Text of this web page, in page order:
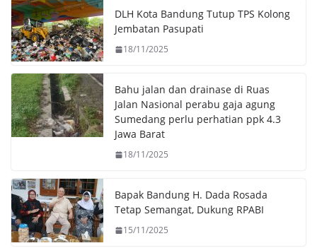
o
k
r
p
p
n
k
DLH Kota Bandung Tutup TPS Kolong
Jembatan Pasupati
18/11/2025
Bahu jalan dan drainase di Ruas
Jalan Nasional perabu gaja agung
Sumedang perlu perhatian ppk 4.3
Jawa Barat
18/11/2025
Bapak Bandung H. Dada Rosada
Tetap Semangat, Dukung RPABI
15/11/2025